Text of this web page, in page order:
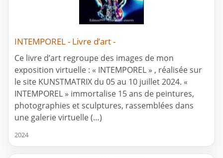
INTEMPOREL - Livre d’art -
Ce livre d’art regroupe des images de mon
exposition virtuelle : « INTEMPOREL » , réalisée sur
le site KUNSTMATRIX du 05 au 10 juillet 2024. «
INTEMPOREL » immortalise 15 ans de peintures,
photographies et sculptures, rassemblées dans
une galerie virtuelle (…)
2024